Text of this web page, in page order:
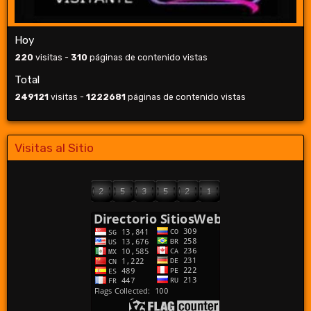
Hoy
220 visitas - 310 páginas de contenido vistas
Total
249121 visitas - 1222681 páginas de contenido vistas
Visitas al Sitio